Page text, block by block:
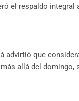
el respaldo
que
allá del domingo,